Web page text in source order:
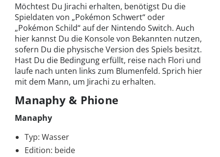
Möchtest Du Jirachi erhalten, benötigst Du die
Spieldaten von „Pokémon Schwert“ oder
„Pokémon Schild“ auf der Nintendo Switch. Auch
hier kannst Du die Konsole von Bekannten nutzen,
sofern Du die physische Version des Spiels besitzt.
Hast Du die Bedingung erfüllt, reise nach Flori und
laufe nach unten links zum Blumenfeld. Sprich hier
mit dem Mann, um Jirachi zu erhalten.
Manaphy & Phione
Manaphy
Typ: Wasser
Edition: beide